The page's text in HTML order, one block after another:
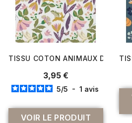
TISSU COTON ANIMAUX DES
3,95 €
5/5 - 1 avis
VOIR LE PRODUIT